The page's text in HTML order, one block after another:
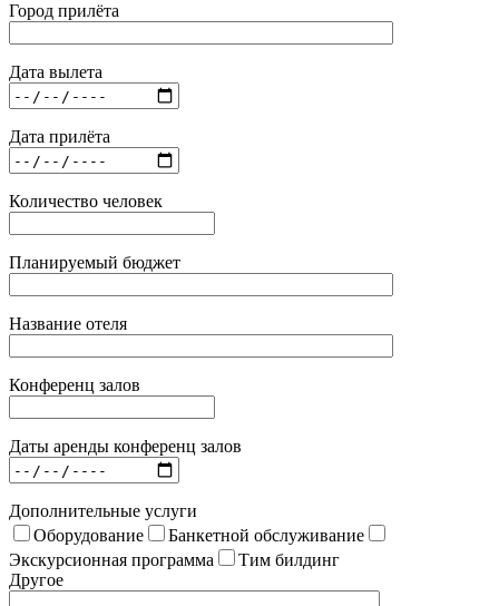
Город прилёта
Дата вылета
Дата прилёта
Количество человек
Планируемый бюджет
Название отеля
Конференц залов
Даты аренды конференц залов
Дополнительные услуги
Оборудование
Банкетной обслуживание
Экскурсионная программа
Тим билдинг
Другое